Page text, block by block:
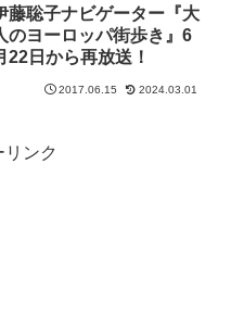
藤聡子ナビゲーター『大
のヨーロッパ街歩き』6
22日から再放送！
2017.06.15 2024.03.01
リンク